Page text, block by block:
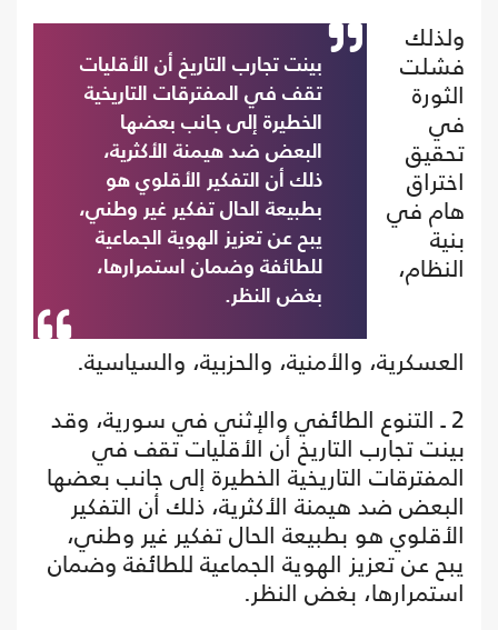
بينت تجارب التاريخ أن الأقليات
تقف في المفترقات التاريخية
الخطيرة إلى جانب بعضها
البعض ضد هيمنة الأكثرية،
ذلك أن التفكير الأقلوي هو
بطبيعة الحال تفكير غير وطني،
يبح عن تعزيز الهوية الجماعية
للطائفة وضمان استمرارها،
بغض النظر.
ولذلك
فشلت
الثورة
في
تحقيق
اختراق
هام في
بنية
النظام،
العسكرية، والأمنية، والحزبية، والسياسية.
2 ـ التنوع الطائفي والإثني في سورية، وقد
بينت تجارب التاريخ أن الأقليات تقف في
المفترقات التاريخية الخطيرة إلى جانب بعضها
البعض ضد هيمنة الأكثرية، ذلك أن التفكير
الأقلوي هو بطبيعة الحال تفكير غير وطني،
يبح عن تعزيز الهوية الجماعية للطائفة وضمان
استمرارها، بغض النظر.